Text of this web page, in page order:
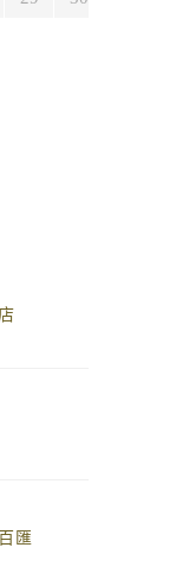
匯